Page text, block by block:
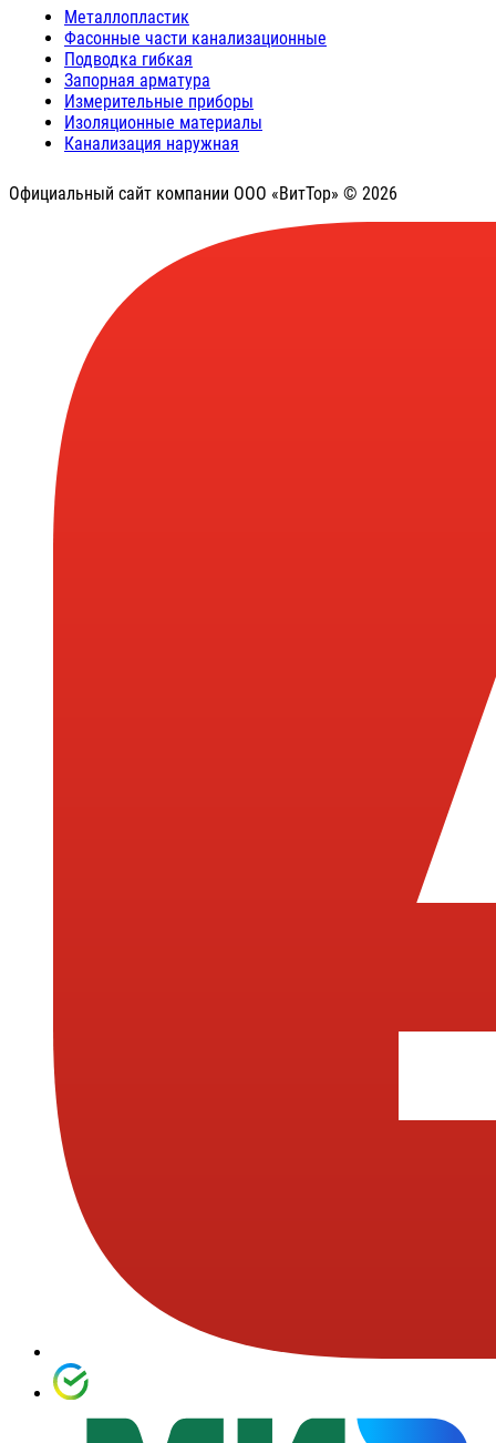
Металлопластик
Фасонные части канализационные
Подводка гибкая
Запорная арматура
Измерительные приборы
Изоляционные материалы
Канализация наружная
Официальный сайт компании ООО «ВитТор» © 2026